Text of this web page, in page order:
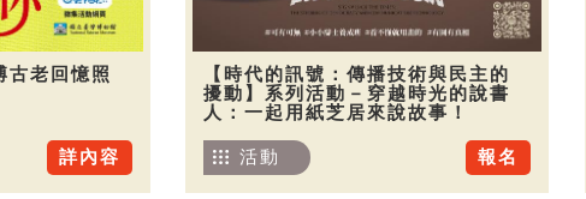
古老回憶照
詳內容
【時代的訊號：傳播技術與民主的
擾動】系列活動－穿越時光的說書
人：一起用紙芝居來說故事！
報名
活動